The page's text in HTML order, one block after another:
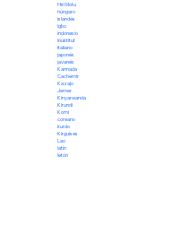
Hiri Motu
húngaro
islandés
Igbo
indonesio
Inuktitut
italiano
japonés
javanés
Kannada
Cachemir
Kazajo
Jemer
Kinyarwanda
Kirundi
Komi
coreano
kurdo
Kirguises
Lao
latín
letón